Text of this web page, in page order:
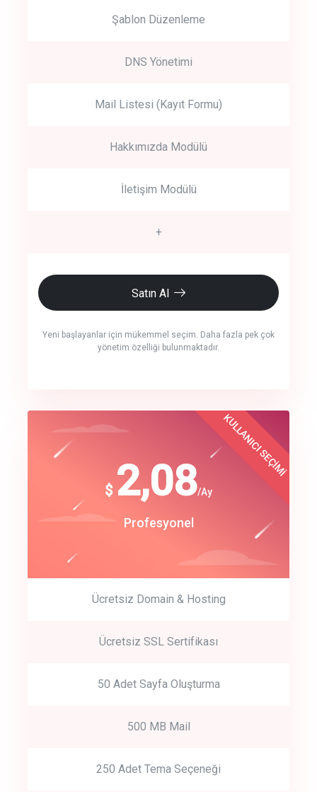
Şablon Düzenleme
DNS Yönetimi
Mail Listesi (Kayıt Formu)
Hakkımızda Modülü
İletişim Modülü
+
Satın Al
Yeni başlayanlar için mükemmel seçim. Daha fazla pek çok
yönetim özelliği bulunmaktadır.
crm auto cync
track energy costs
Get Started
Start by trying our service for 30 days free trial no credit card
$ 2,08/Ay
Profesyonel
KULLANICI SEÇİMİ
Ücretsiz Domain & Hosting
Ücretsiz SSL Sertifikası
50 Adet Sayfa Oluşturma
500 MB Mail
250 Adet Tema Seçeneği
$
180
Start Up
Best Choice